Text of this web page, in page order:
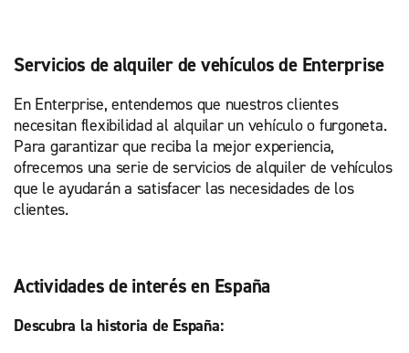
Servicios de alquiler de vehículos de Enterprise
En Enterprise, entendemos que nuestros clientes
necesitan flexibilidad al alquilar un vehículo o furgoneta.
Para garantizar que reciba la mejor experiencia,
ofrecemos una serie de servicios de alquiler de vehículos
que le ayudarán a satisfacer las necesidades de los
clientes.
Actividades de interés en España
Descubra la historia de España: